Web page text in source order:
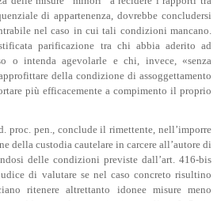
di appartenenza, dovrebbe concludersi
nel caso in cui tali condizioni mancano.
parificazione tra chi abbia aderito ad
o intenda agevolarle e chi, invece, «senza
della condizione di assoggettamento
più efficacemente a compimento il proprio
proc. pen., conclude il rimettente, nell’imporre
della custodia cautelare in carcere all’autore di
delle condizioni previste dall’art. 416-bis
di valutare se nel caso concreto risultino
ritenere altrettanto idonee misure meno